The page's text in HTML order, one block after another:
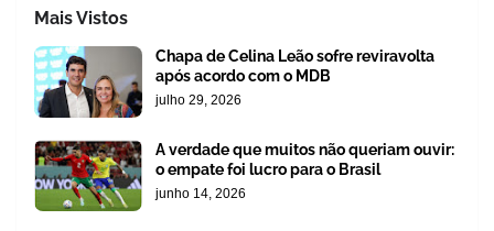
Mais Vistos
Chapa de Celina Leão sofre reviravolta
após acordo com o MDB
julho 29, 2026
A verdade que muitos não queriam ouvir:
o empate foi lucro para o Brasil
junho 14, 2026